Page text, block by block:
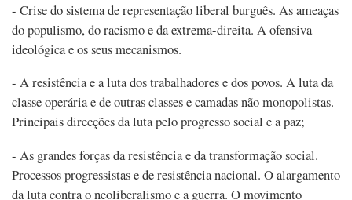
- Crise do sistema de representação liberal burguês. As ameaças
do populismo, do racismo e da extrema-direita. A ofensiva
ideológica e os seus mecanismos.
- A resistência e a luta dos trabalhadores e dos povos. A luta da
classe operária e de outras classes e camadas não monopolistas.
Principais direcções da luta pelo progresso social e a paz;
- As grandes forças da resistência e da transformação social.
Processos progressistas e de resistência nacional. O alargamento
da luta contra o neoliberalismo e a guerra. O movimento